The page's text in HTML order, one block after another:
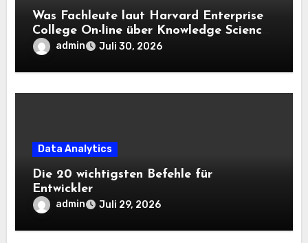
Was Fachleute laut Harvard Enterprise
College On-line über Knowledge Science
und KI wissen sollten
admin Juli 30, 2026
Data Analytics
Die 20 wichtigsten Befehle für
Entwickler
admin Juli 29, 2026